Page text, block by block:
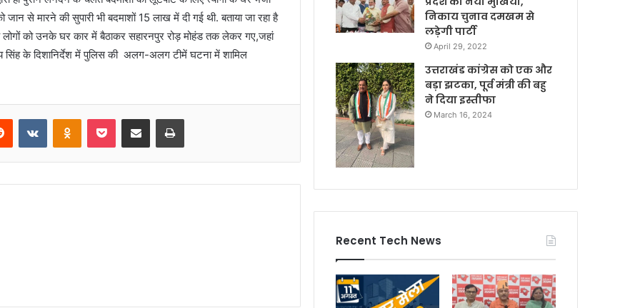
जान से मारने की सुपारी भी बदमाशों 15 लाख में दी गई थी. बताया जा रहा है
को उनके घर कार में बैठाकर सहारनपुर रोड़ मोहंड तक लेकर गए,जहां
के दिशानिर्देश में पुलिस की अलग-अलग टीमें घटना में शामिल
निकाय चुनाव दमखम से
लड़ेगी पार्टी
April 29, 2022
उत्तराखंड कांग्रेस को एक और
बड़ा झटका, पूर्व मंत्री की बहु
ने दिया इस्तीफा
March 16, 2024
Recent Tech News